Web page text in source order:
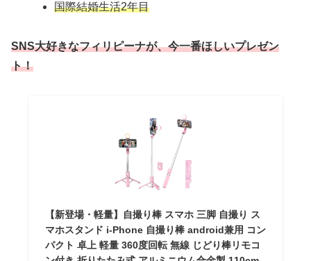
国際結婚生活2年目
SNS大好きなフィリピーナが、今一番ほしいプレゼン
ト！
【新登場・軽量】自撮り棒 スマホ 三脚 自撮り ス
マホスタンド i-Phone 自撮り棒 android兼用 コン
パクト 卓上 軽量 360度回転 無線 じどり棒リモコ